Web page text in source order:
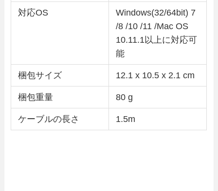
対応OS
‎Windows(32/64bit) 7
/8 /10 /11 /Mac OS
10.11.1以上に対応可
能
梱包サイズ ‎12.1 x 10.5 x 2.1 cm
梱包重量 80 g
ケーブルの長さ 1.5m